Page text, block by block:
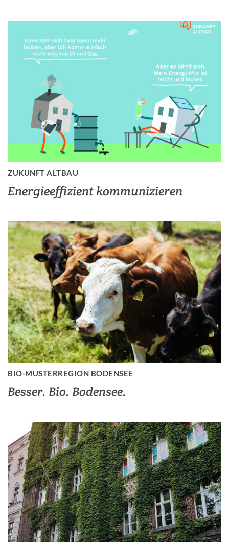
ZUKUNFT ALTBAU
Energieeffizient kommunizieren
BIO-MUSTERREGION BODENSEE
Besser. Bio. Bodensee.